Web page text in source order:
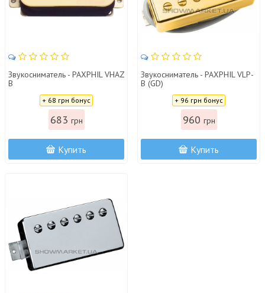
Звукосниматель - PAXPHIL VHAZ
B
+ 68 грн бонус
683 грн
Купить
Звукосниматель - PAXPHIL VLP-
B (GD)
+ 96 грн бонус
960 грн
Купить